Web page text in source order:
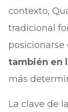
contexto,
tradicional
posicionarse
también en
más
La clave de